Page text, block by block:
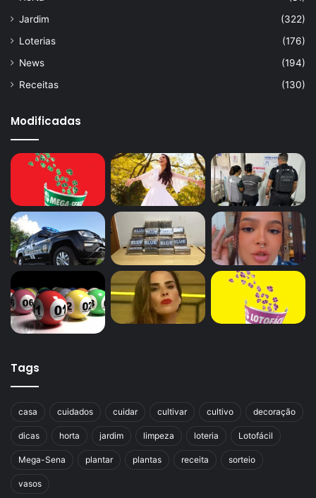
Jardim
(322)
Loterias
(176)
News
(194)
Receitas
(130)
Modificadas
Tags
casa cuidados cuidar cultivar cultivo decoração
dicas horta jardim limpeza loteria Lotofácil
Mega-Sena plantar plantas receita sorteio
vasos